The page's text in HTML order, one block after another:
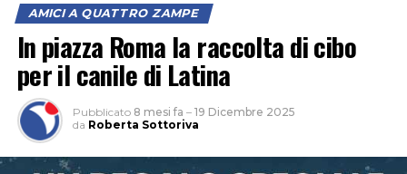
AMICI A QUATTRO ZAMPE
In piazza Roma la raccolta di cibo
per il canile di Latina
Pubblicato 8 mesi fa – 19 Dicembre 2025
da Roberta Sottoriva